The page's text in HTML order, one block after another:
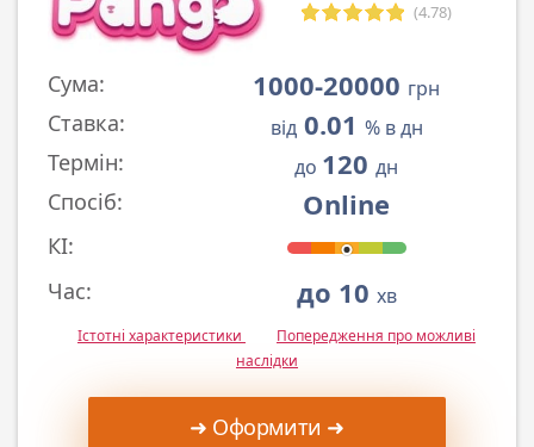
(4.78)
Сума: 1000-20000 грн
Ставка: від0.01 % в дн
Термін: до 120 дн
Спосіб: Online
КІ:
Час:
до 10 хв
Істотні характеристики
Попередження про можливі
наслідки
➜ Оформити ➜